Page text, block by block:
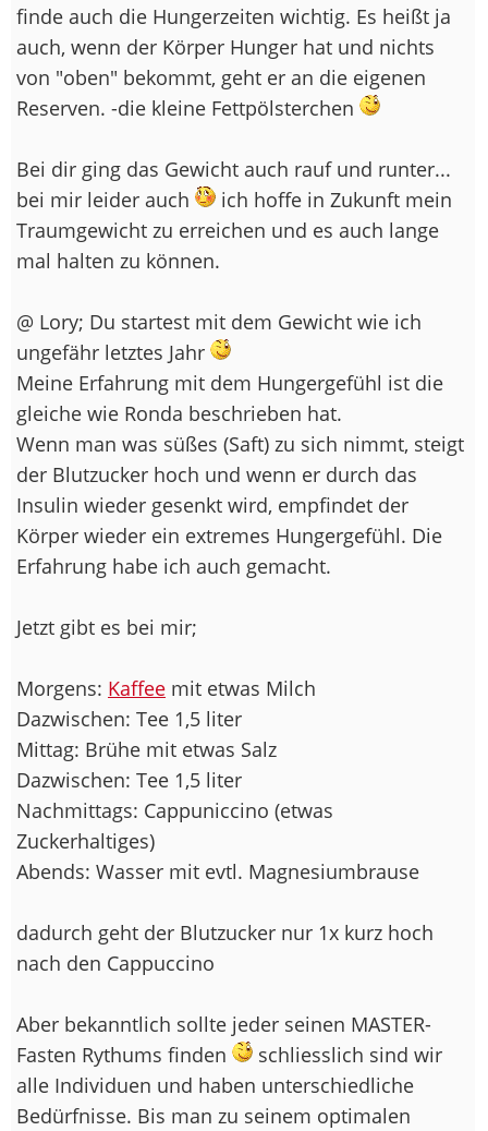
finde auch die Hungerzeiten wichtig. Es heißt ja
auch, wenn der Körper Hunger hat und nichts
von "oben" bekommt, geht er an die eigenen
Reserven. -die kleine Fettpölsterchen
Bei dir ging das Gewicht auch rauf und runter...
bei mir leider auch
ich hoffe in Zukunft mein
Traumgewicht zu erreichen und es auch lange
mal halten zu können.
@ Lory; Du startest mit dem Gewicht wie ich
ungefähr letztes Jahr
Meine Erfahrung mit dem Hungergefühl ist die
gleiche wie Ronda beschrieben hat.
Wenn man was süßes (Saft) zu sich nimmt, steigt
der Blutzucker hoch und wenn er durch das
Insulin wieder gesenkt wird, empfindet der
Körper wieder ein extremes Hungergefühl. Die
Erfahrung habe ich auch gemacht.
Jetzt gibt es bei mir;
Morgens: Kaffee mit etwas Milch
Dazwischen: Tee 1,5 liter
Mittag: Brühe mit etwas Salz
Dazwischen: Tee 1,5 liter
Nachmittags: Cappuniccino (etwas
Zuckerhaltiges)
Abends: Wasser mit evtl. Magnesiumbrause
dadurch geht der Blutzucker nur 1x kurz hoch
nach den Cappuccino
Aber bekanntlich sollte jeder seinen MASTER-
Fasten Rythums finden
schliesslich sind wir
alle Individuen und haben unterschiedliche
Bedürfnisse. Bis man zu seinem optimalen